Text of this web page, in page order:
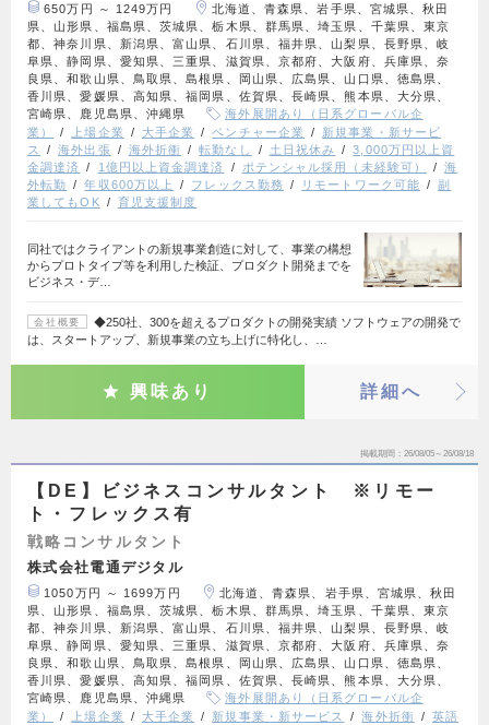
650万円 ～ 1249万円
北海道、青森県、岩手県、宮城県、秋田
県、山形県、福島県、茨城県、栃木県、群馬県、埼玉県、千葉県、東京
都、神奈川県、新潟県、富山県、石川県、福井県、山梨県、長野県、岐
阜県、静岡県、愛知県、三重県、滋賀県、京都府、大阪府、兵庫県、奈
良県、和歌山県、鳥取県、島根県、岡山県、広島県、山口県、徳島県、
香川県、愛媛県、高知県、福岡県、佐賀県、長崎県、熊本県、大分県、
宮崎県、鹿児島県、沖縄県
海外展開あり（日系グローバル企
業）
上場企業 大手企業 ベンチャー企業
新規事業・新サービ
ス
海外出張 海外折衝 転勤なし 土日祝休み
3,000万円以上資
金調達済
1億円以上資金調達済 ポテンシャル採用（未経験可）
海
外転勤
年収600万以上 フレックス勤務 リモートワーク可能
副
業してもOK
育児支援制度
同社ではクライアントの新規事業創造に対して、事業の構想
からプロトタイプ等を利用した検証、プロダクト開発までを
ビジネス・デ…
会社概要
◆250社、300を超えるプロダクトの開発実績 ソフトウェアの開発で
は、スタートアップ、新規事業の立ち上げに特化し、…
興味あり 詳細へ
掲載期間 26/08/05～26/08/18
【DE】ビジネスコンサルタント ※リモー
ト・フレックス有
戦略コンサルタント
株式会社電通デジタル
1050万円 ～ 1699万円
北海道、青森県、岩手県、宮城県、秋田
県、山形県、福島県、茨城県、栃木県、群馬県、埼玉県、千葉県、東京
都、神奈川県、新潟県、富山県、石川県、福井県、山梨県、長野県、岐
阜県、静岡県、愛知県、三重県、滋賀県、京都府、大阪府、兵庫県、奈
良県、和歌山県、鳥取県、島根県、岡山県、広島県、山口県、徳島県、
香川県、愛媛県、高知県、福岡県、佐賀県、長崎県、熊本県、大分県、
宮崎県、鹿児島県、沖縄県
海外展開あり（日系グローバル企
業）
上場企業 大手企業 新規事業・新サービス 海外折衝
英語